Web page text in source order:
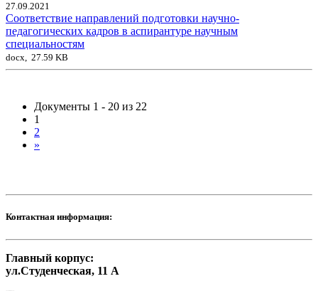
27.09.2021
Соответствие направлений подготовки научно-
педагогических кадров в аспирантуре научным
специальностям
docx, 27.59 KB
Документы 1 - 20 из 22
1
2
»
Контактная информация:
Главный корпус:
ул.Студенческая, 11 А